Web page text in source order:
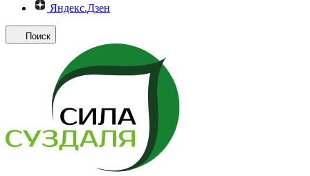
Яндекс.Дзен
Поиск